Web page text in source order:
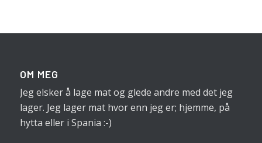
OM MEG
Jeg elsker å lage mat og glede andre med det jeg
lager. Jeg lager mat hvor enn jeg er; hjemme, på
hytta eller i Spania :-)